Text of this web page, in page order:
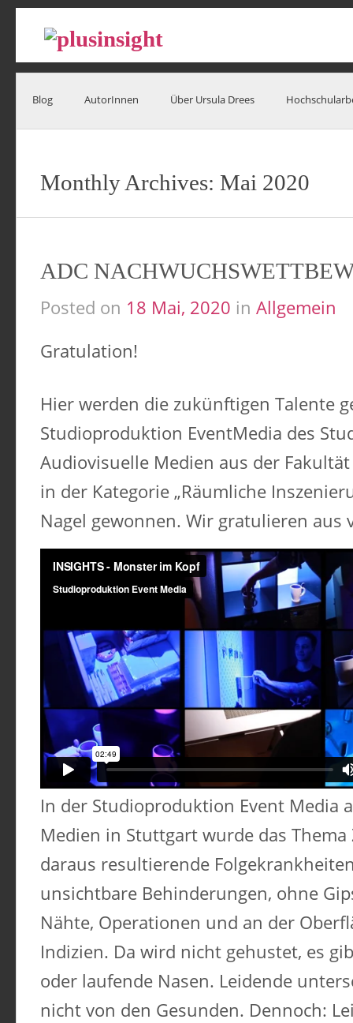
Blog AutorInnen Über Ursula Drees
Monthly Archives: Mai 2020
ADC
Posted on 18 Mai, 2020 in Allgemein
Gratulation!
Hier werden die zukünftigen Talente
Studioproduktion EventMedia des
Audiovisuelle Medien aus der
in der Kategorie „Räumliche
Nagel gewonnen. Wir gratulieren aus
In der Studioproduktion Event Media
Medien in Stuttgart wurde das
daraus resultierende
unsichtbare Behinderungen, ohne
Nähte, Operationen und an der
Indizien. Da wird nicht gehustet, es
oder laufende Nasen. Leidende
nicht von den Gesunden. Dennoch: